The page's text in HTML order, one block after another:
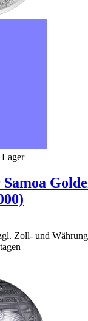
Lager
Zoll- und